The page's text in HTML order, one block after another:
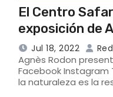
El Centro
exposición de
Jul 18, 2022
Agnès Rodon
Facebook Instagram
la naturaleza es la